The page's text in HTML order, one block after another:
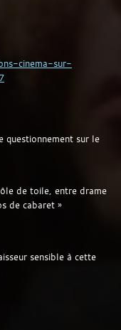
cinema-sur-
questionnement sur le
de toile, entre drame
de cabaret »
sensible à cette